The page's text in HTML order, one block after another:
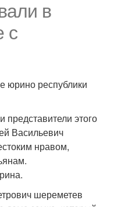
в
с
юрино республики
этого
Васильевич
нравом,
шереметев